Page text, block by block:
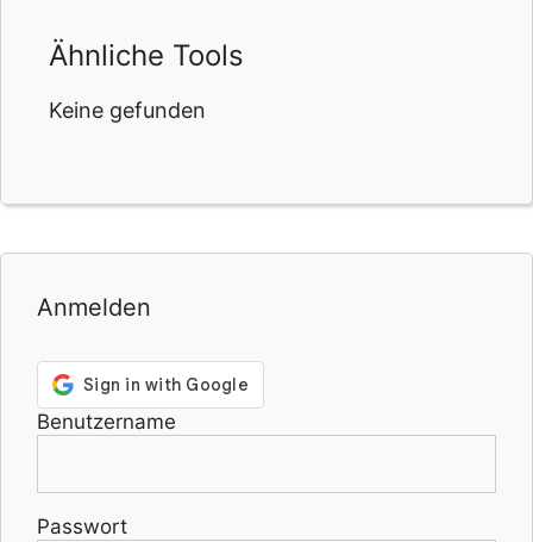
Ähnliche Tools
Keine gefunden
Anmelden
Benutzername
Passwort